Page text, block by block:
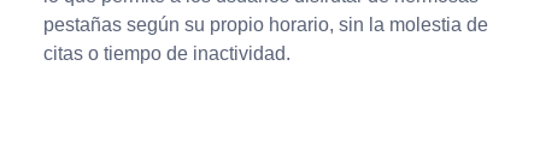
pestañas según su propio horario, sin la molestia de
citas o tiempo de inactividad.